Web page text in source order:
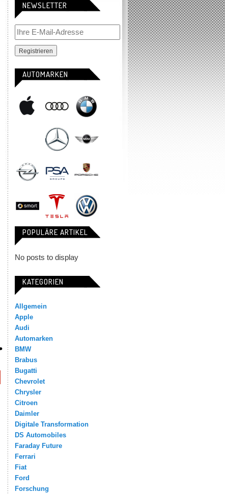
NEWSLETTER
AUTOMARKEN
POPULÄRE ARTIKEL
No posts to display
KATEGORIEN
Allgemein
Apple
Audi
Automarken
BMW
Brabus
Bugatti
Chevrolet
Chrysler
Citroen
Daimler
Digitale Transformation
DS Automobiles
Faraday Future
Ferrari
Fiat
Ford
Forschung